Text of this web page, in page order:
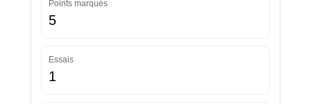
Points marqués
5
Essais
1